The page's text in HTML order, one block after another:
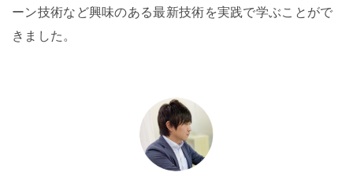
ーン技術など興味のある最新技術を実践で学ぶことがで
きました。